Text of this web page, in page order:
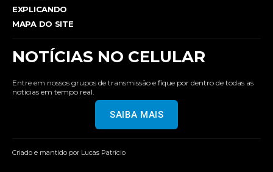
EXPLICANDO
MAPA DO SITE
NOTÍCIAS NO CELULAR
Entre em nossos grupos de transmissão e fique por dentro de todas as
notícias em tempo real.
SAIBA MAIS
Criado e mantido por Lucas Patrício